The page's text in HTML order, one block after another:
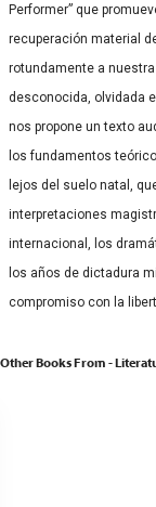
Performer” que
recuperación material
rotundamente a
desconocida, olvidada
nos propone un texto
los fundamentos
lejos del suelo natal,
interpretaciones
internacional, los
los años de dictadura
compromiso con la
Other Books From -